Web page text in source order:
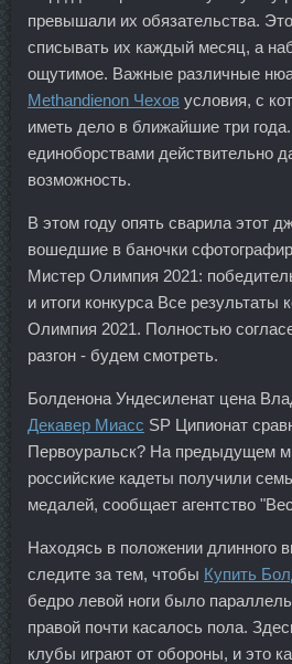
превышали их обязательства.
списывать их каждый месяц, а
ощутимое. Важные различные
Methandienon Чехов условия, с
иметь дело в ближайшие три
единоборствами действительно
возможность.
В этом году опять сварила этот
вошедшие в баночки
Мистер Олимпия 2021:
и итоги конкурса Все результаты
Олимпия 2021. Полностью
разгон - будем смотреть.
Болденона Ундесиленат цена
Декавер Миасс SP Ципионат
Первоуральск? На предыдущем
российские кадеты получили
медалей, сообщает агентство
Находясь в положении длинного
следите за тем, чтобы Купить
бедро левой ноги было
правой почти касалось пола.
клубы играют от обороны, и это